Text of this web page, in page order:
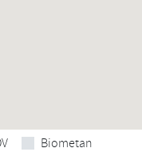
Biometan